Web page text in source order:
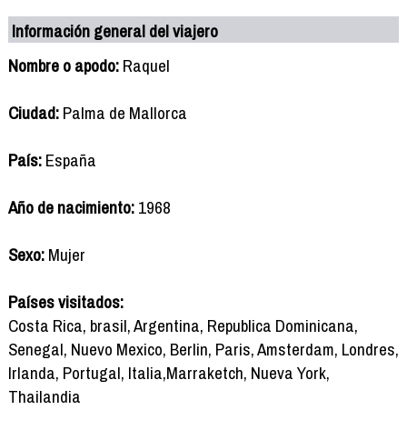
Información general del viajero
Nombre o apodo:Raquel
Ciudad:Palma de Mallorca
País:España
Año de nacimiento:1968
Sexo:Mujer
Países visitados:
Costa Rica, brasil, Argentina, Republica Dominicana,
Senegal, Nuevo Mexico, Berlin, Paris, Amsterdam, Londres,
Irlanda, Portugal, Italia,Marraketch, Nueva York,
Thailandia